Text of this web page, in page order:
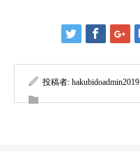
投稿者: hakubidoadmin2019